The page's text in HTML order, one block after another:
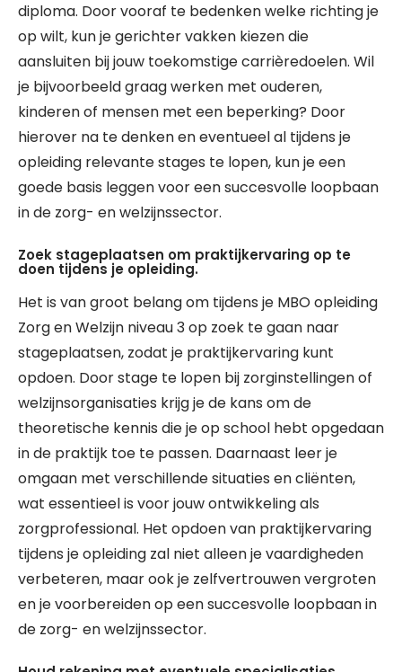
diploma. Door vooraf te bedenken welke richting je
op wilt, kun je gerichter vakken kiezen die
aansluiten bij jouw toekomstige carrièredoelen. Wil
je bijvoorbeeld graag werken met ouderen,
kinderen of mensen met een beperking? Door
hierover na te denken en eventueel al tijdens je
opleiding relevante stages te lopen, kun je een
goede basis leggen voor een succesvolle loopbaan
in de zorg- en welzijnssector.
Zoek stageplaatsen om praktijkervaring op te
doen tijdens je opleiding.
Het is van groot belang om tijdens je MBO opleiding
Zorg en Welzijn niveau 3 op zoek te gaan naar
stageplaatsen, zodat je praktijkervaring kunt
opdoen. Door stage te lopen bij zorginstellingen of
welzijnsorganisaties krijg je de kans om de
theoretische kennis die je op school hebt opgedaan
in de praktijk toe te passen. Daarnaast leer je
omgaan met verschillende situaties en cliënten,
wat essentieel is voor jouw ontwikkeling als
zorgprofessional. Het opdoen van praktijkervaring
tijdens je opleiding zal niet alleen je vaardigheden
verbeteren, maar ook je zelfvertrouwen vergroten
en je voorbereiden op een succesvolle loopbaan in
de zorg- en welzijnssector.